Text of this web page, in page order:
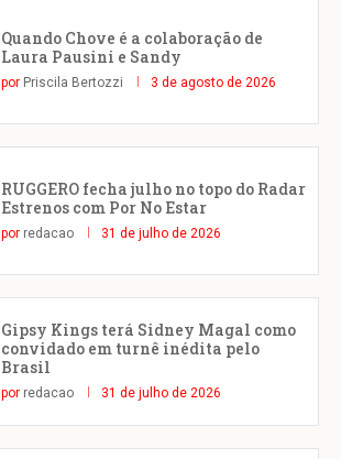
Quando Chove é a colaboração de
Laura Pausini e Sandy
por Priscila Bertozzi 3 de agosto de 2026
RUGGERO fecha julho no topo do Radar
Estrenos com Por No Estar
por redacao 31 de julho de 2026
Gipsy Kings terá Sidney Magal como
convidado em turnê inédita pelo
Brasil
por redacao 31 de julho de 2026